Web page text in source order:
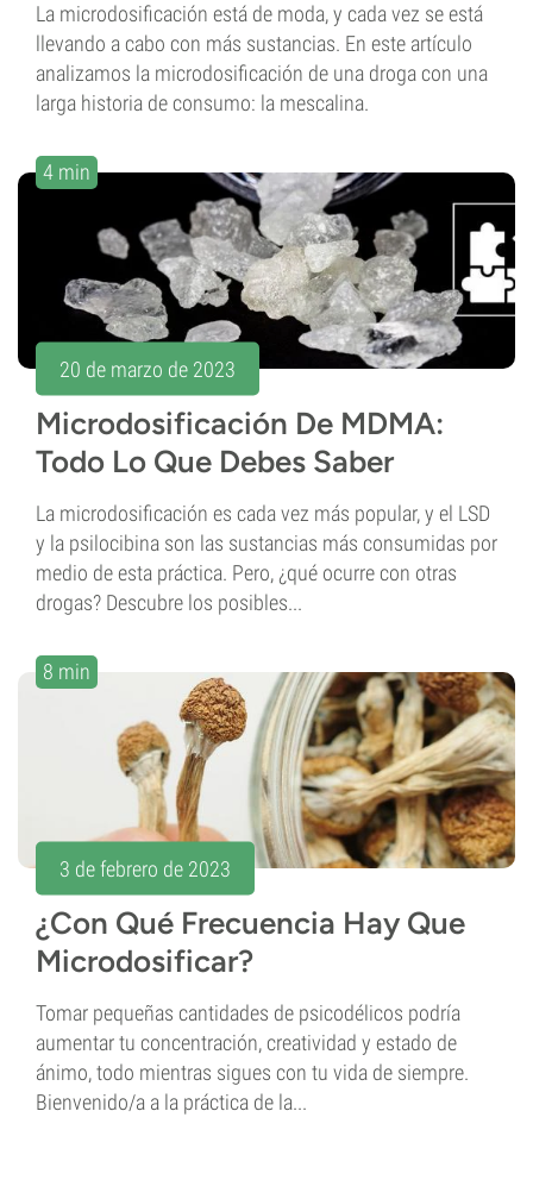
La microdosificación está de moda, y cada vez se está
llevando a cabo con más sustancias. En este artículo
analizamos la microdosificación de una droga con una
larga historia de consumo: la mescalina.
4 min
20 de marzo de 2023
Microdosificación De MDMA:
Todo Lo Que Debes Saber
La microdosificación es cada vez más popular, y el LSD
y la psilocibina son las sustancias más consumidas por
medio de esta práctica. Pero, ¿qué ocurre con otras
drogas? Descubre los posibles...
8 min
3 de febrero de 2023
¿Con Qué Frecuencia Hay Que
Microdosificar?
Tomar pequeñas cantidades de psicodélicos podría
aumentar tu concentración, creatividad y estado de
ánimo, todo mientras sigues con tu vida de siempre.
Bienvenido/a a la práctica de la...